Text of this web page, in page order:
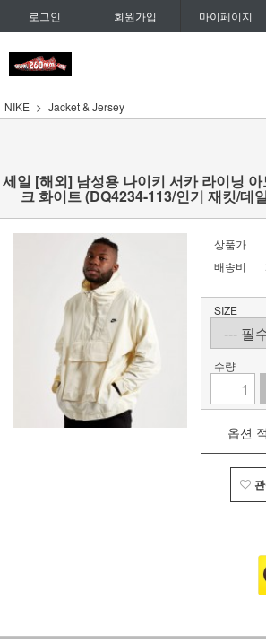
로그인 회원가입 마이페이지
NIKE Jacket & Jersey
세일 [해외] 남성용 나이키 서카 라이닝
크 화이트 (DQ4234-113/인기 재킷/데
상품가
배송비
SIZE
수량
옵션